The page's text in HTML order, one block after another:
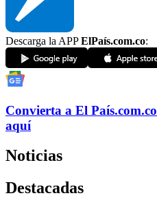
Descarga la APPElPaís.com.co:
Convierta a El País.com.co
aquí
Noticias
Destacadas